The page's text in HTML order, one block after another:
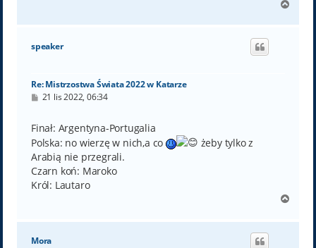
g
speaker
Re: Mistrzostwa Świata 2022 w Katarze
P
t
21 lis 2022, 06:34
Finał: Argentyna-Portugalia
Polska: no wierzę w nich,a co
żeby tylko z
Arabią nie przegrali.
Czarn koń: Maroko
Król: Lautaro
g
Mora